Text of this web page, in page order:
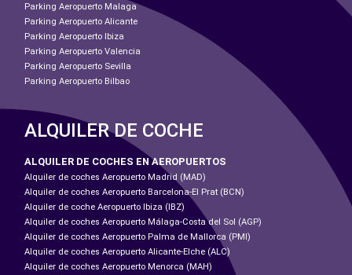
Parking Aeropuerto Malaga
Parking Aeropuerto Alicante
Parking Aeropuerto Ibiza
Parking Aeropuerto Valencia
Parking Aeropuerto Sevilla
Parking Aeropuerto Bilbao
ALQUILER DE COCHE
ALQUILER DE COCHES EN AEROPUERTOS
Alquiler de coches Aeropuerto Madrid (MAD)
Alquiler de coches Aeropuerto Barcelona-El Prat (BCN)
Alquiler de coche Aeropuerto Ibiza (IBZ)
Alquiler de coches Aeropuerto Málaga-Costa del Sol (AGP)
Alquiler de coches Aeropuerto Palma de Mallorca (PMI)
Alquiler de coches Aeropuerto Alicante-Elche (ALC)
Alquiler de coches Aeropuerto Menorca (MAH)